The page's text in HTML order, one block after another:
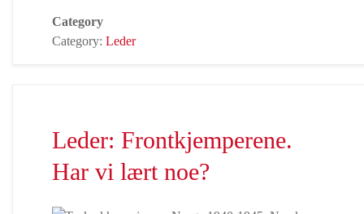
Category
Category: Leder
Leder: Frontkjemperene.
Har vi lært noe?